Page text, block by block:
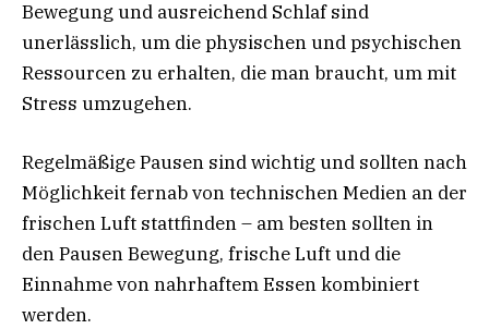
Bewegung und ausreichend Schlaf sind
unerlässlich, um die physischen und psychischen
Ressourcen zu erhalten, die man braucht, um mit
Stress umzugehen.
Regelmäßige Pausen sind wichtig und sollten nach
Möglichkeit fernab von technischen Medien an der
frischen Luft stattfinden – am besten sollten in
den Pausen Bewegung, frische Luft und die
Einnahme von nahrhaftem Essen kombiniert
werden.